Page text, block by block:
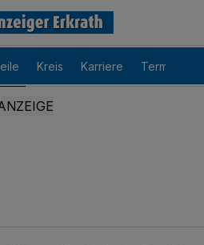
Kreis Karriere Termine